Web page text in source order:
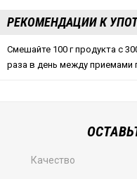
РЕКОМЕНДАЦИИ К
Смешайте 100 г продукта с
раза в день между приемами
Качество